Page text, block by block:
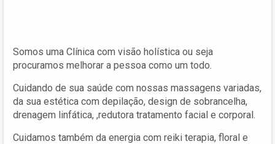
Somos uma Clínica com visão holística ou seja
procuramos melhorar a pessoa como um todo.
Cuidando de sua saúde com nossas massagens variadas,
da sua estética com depilação, design de sobrancelha,
drenagem linfática, ,redutora tratamento facial e corporal.
Cuidamos também da energia com reiki terapia, floral e